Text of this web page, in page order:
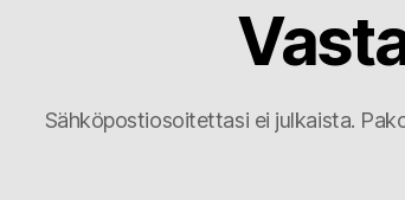
Sähköpostiosoitettasi ei julkaista.